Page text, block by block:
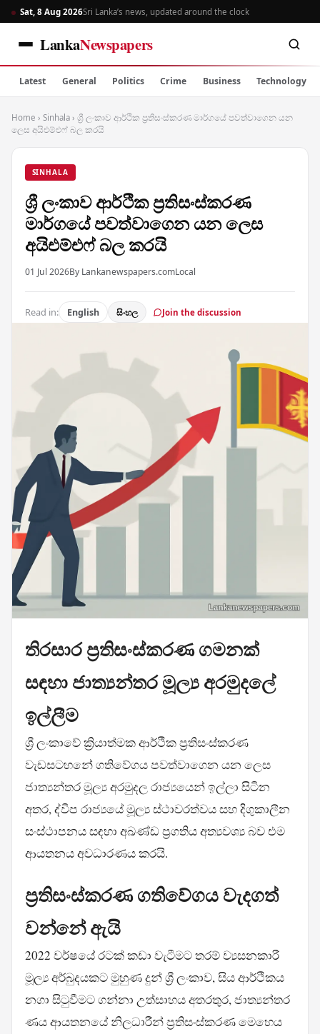
Sat, 8 Aug 2026Sri Lanka’s news, updated around the clock
LankaNewspapers
Latest General Politics Crime Business Technology
Home › Sinhala › ශ්‍රී ලංකාව ආර්ථික ප්‍රතිසංස්කරණ මාර්ගයේ පවත්වාගෙන යන
ලෙස අයිඑම්එෆ් බල කරයි
SINHALA
ශ්‍රී ලංකාව ආර්ථික ප්‍රතිසංස්කරණ
මාර්ගයේ පවත්වාගෙන යන ලෙස
අයිඑම්එෆ් බල කරයි
01 Jul 2026By Lankanewspapers.comLocal
Read in: English සිංහල Join the discussion
තිරසාර ප්‍රතිසංස්කරණ ගමනක්
සඳහා ජාත්‍යන්තර මූල්‍ය අරමුදලේ
ඉල්ලීම
ශ්‍රී ලංකාවේ ක්‍රියාත්මක ආර්ථික ප්‍රතිසංස්කරණ
වැඩසටහනේ ගතිවේගය පවත්වාගෙන යන ලෙස
ජාත්‍යන්තර මූල්‍ය අරමුදල රාජ්‍යයෙන් ඉල්ලා සිටින
අතර, ද්වීප රාජ්‍යයේ මූල්‍ය ස්ථාවරත්වය සහ දිගුකාලීන
සංස්ථාපනය සඳහා අඛණ්ඩ ප්‍රගතිය අත්‍යවශ්‍ය බව එම
ආයතනය අවධාරණය කරයි.
ප්‍රතිසංස්කරණ ගතිවේගය වැදගත්
වන්නේ ඇයි
2022 වර්ෂයේ රටක් කඩා වැටීමට තරම් ව්‍යසනකාරී
මූල්‍ය අර්බුදයකට මුහුණ දුන් ශ්‍රී ලංකාව, සිය ආර්ථිකය
නගා සිටුවීමට ගන්නා උත්සාහය අතරතුර, ජාත්‍යන්තර
ණය ආයතනයේ නිලධාරීන් ප්‍රතිසංස්කරණ මෙහෙය